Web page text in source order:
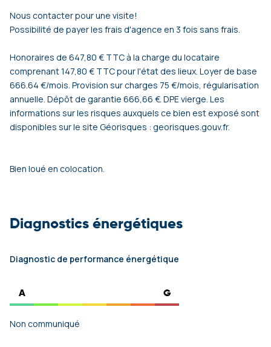
Nous contacter pour une visite!
Possibilité de payer les frais d'agence en 3 fois sans frais.
Honoraires de 647,80 € TTC à la charge du locataire
comprenant 147,80 € TTC pour l'état des lieux. Loyer de base
666.64 €/mois. Provision sur charges 75 €/mois, régularisation
annuelle. Dépôt de garantie 666,66 €. DPE vierge. Les
informations sur les risques auxquels ce bien est exposé sont
disponibles sur le site Géorisques : georisques.gouv.fr.
Bien loué en colocation.
Diagnostics énergétiques
Diagnostic de performance énergétique
A G
Non communiqué